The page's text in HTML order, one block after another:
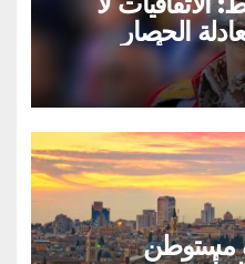
الحصار
تحقق أهدافها
مستوطن